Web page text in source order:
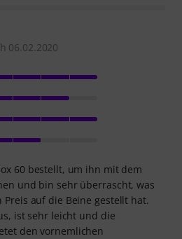
06.02.2020
60 bestellt, um ihn mit dem
und bin sehr überrascht, was
auf die Beine gestellt hat.
ist sehr leicht und die
den vornemlichen